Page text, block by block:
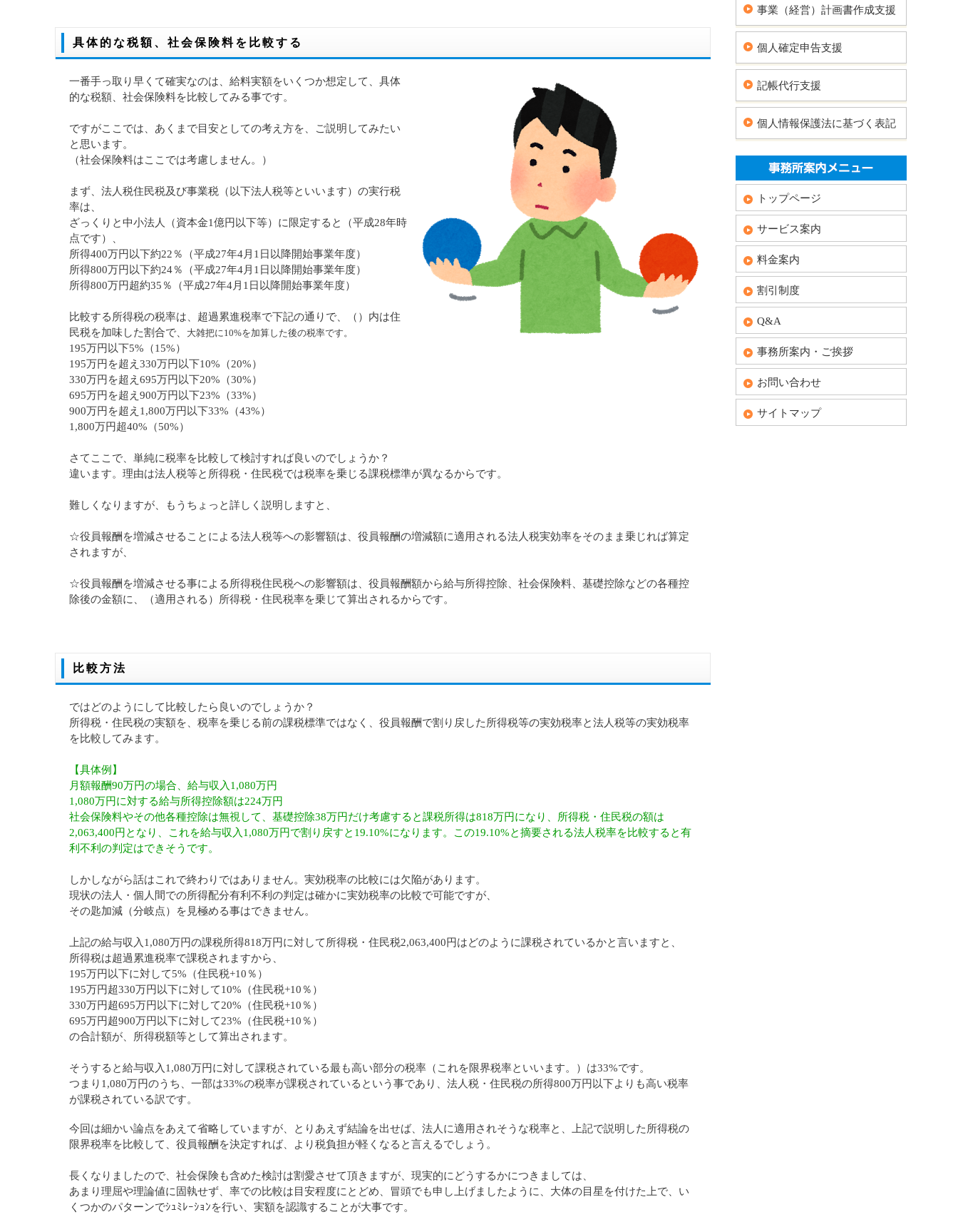
具体的な税額、社会保険料を比較する
一番手っ取り早くて確実なのは、給料実額をいくつか想定して、具体
的な税額、社会保険料を比較してみる事です。
ですがここでは、あくまで目安としての考え方を、ご説明してみたい
と思います。
（社会保険料はここでは考慮しません。）
まず、法人税住民税及び事業税（以下法人税等といいます）の実行税
率は、
ざっくりと中小法人（資本金1億円以下等）に限定すると（平成28年時
点です）、
所得400万円以下約22％（平成27年4月1日以降開始事業年度）
所得800万円以下約24％（平成27年4月1日以降開始事業年度）
所得800万円超約35％（平成27年4月1日以降開始事業年度）
比較する所得税の税率は、超過累進税率で下記の通りで、（）内は住
民税を加味した割合で、 大雑把に10%を加算した後の税率です。
195万円以下5%（15%）
195万円を超え330万円以下10%（20%）
330万円を超え695万円以下20%（30%）
695万円を超え900万円以下23%（33%）
900万円を超え1,800万円以下33%（43%）
1,800万円超40%（50%）
さてここで、単純に税率を比較して検討すれば良いのでしょうか？
違います。理由は法人税等と所得税・住民税では税率を乗じる課税標準が異なるからです。
難しくなりますが、もうちょっと詳しく説明しますと、
☆役員報酬を増減させることによる法人税等への影響額は、役員報酬の増減額に適用される法人税実効率をそのまま乗じれば算定
されますが、
☆役員報酬を増減させる事による所得税住民税への影響額は、役員報酬額から給与所得控除、社会保険料、基礎控除などの各種控
除後の金額に、（適用される）所得税・住民税率を乗じて算出されるからです。
比較方法
ではどのようにして比較したら良いのでしょうか？
所得税・住民税の実額を、税率を乗じる前の課税標準ではなく、役員報酬で割り戻した所得税等の実効税率と法人税等の実効税率
を比較してみます。
【具体例】
月額報酬90万円の場合、給与収入1,080万円
1,080万円に対する給与所得控除額は224万円
社会保険料やその他各種控除は無視して、基礎控除38万円だけ考慮すると課税所得は818万円になり、所得税・住民税の額は
2,063,400円となり、これを給与収入1,080万円で割り戻すと19.10%になります。この19.10%と摘要される法人税率を比較すると有
利不利の判定はできそうです。
しかしながら話はこれで終わりではありません。 実効税率の比較には欠陥があります。
現状の法人・個人間での所得配分有利不利の判定は確かに実効税率の比較で可能ですが、
その匙加減（分岐点）を見極める事はできません。
上記の給与収入1,080万円の課税所得818万円に対して所得税・住民税2,063,400円はどのように課税されているかと言いますと、
所得税は超過累進税率で課税されますから、
195万円以下に対して5%（住民税+10％）
195万円超330万円以下に対して10% （住民税+10％）
330万円超695万円以下に対して20% （住民税+10％）
695万円超900万円以下に対して23% （住民税+10％）
の合計額が、所得税額等として算出されます。
そうすると給与収入1,080万円に対して課税されている最も高い部分の税率（これを限界税率といいます。）は33%です。
つまり1,080万円のうち、一部は33%の税率が課税されているという事であり、法人税・住民税の所得800万円以下よりも高い税率
が課税されている訳です。
今回は細かい論点をあえて省略していますが、とりあえず結論を出せば、法人に適用されそうな税率と、上記で説明した所得税の
限界税率を比較して、役員報酬を決定すれば、より税負担が軽くなると言えるでしょう。
長くなりましたので、社会保険も含めた検討は割愛させて頂きますが、 現実的にどうするかにつきましては、
あまり理屈や理論値に固執せず、 率での比較は目安程度にとどめ 、冒頭でも申し上げましたように、 大体の目星を付けた上で、 い
くつかのパターンでｼｭﾐﾚｰｼｮﾝを行い、実額を認識することが大事です。
事業（経営）計画書作成支援
個人確定申告支援
記帳代行支援
個人情報保護法に基づく表記
トップページ
サービス案内
料金案内
割引制度
Q&A
事務所案内・ご挨拶
お問い合わせ
サイトマップ